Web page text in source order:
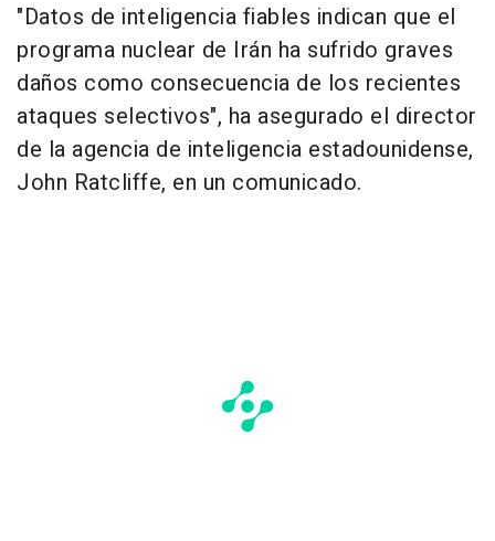
"Datos de inteligencia fiables indican que el
programa nuclear de Irán ha sufrido graves
daños como consecuencia de los recientes
ataques selectivos", ha asegurado el director
de la agencia de inteligencia estadounidense,
John Ratcliffe, en un comunicado.